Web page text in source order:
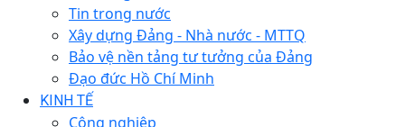
Tin trong nước
Xây dựng Đảng - Nhà nước - MTTQ
Bảo vệ nền tảng tư tưởng của Đảng
Đạo đức Hồ Chí Minh
KINH TẾ
Công nghiệp